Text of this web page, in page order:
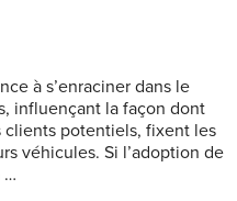
à s’enraciner dans le
influençant la façon dont
clients potentiels, fixent les
véhicules. Si l’adoption de
…